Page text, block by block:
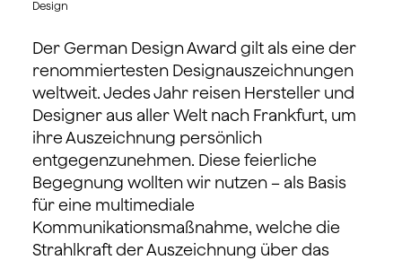
Design
Der German Design Award gilt als eine der
renommiertesten Designauszeichnungen
weltweit. Jedes Jahr reisen Hersteller und
Designer aus aller Welt nach Frankfurt, um
ihre Auszeichnung persönlich
entgegenzunehmen. Diese feierliche
Begegnung wollten wir nutzen – als Basis
für eine multimediale
Kommunikationsmaßnahme, welche die
Strahlkraft der Auszeichnung über das